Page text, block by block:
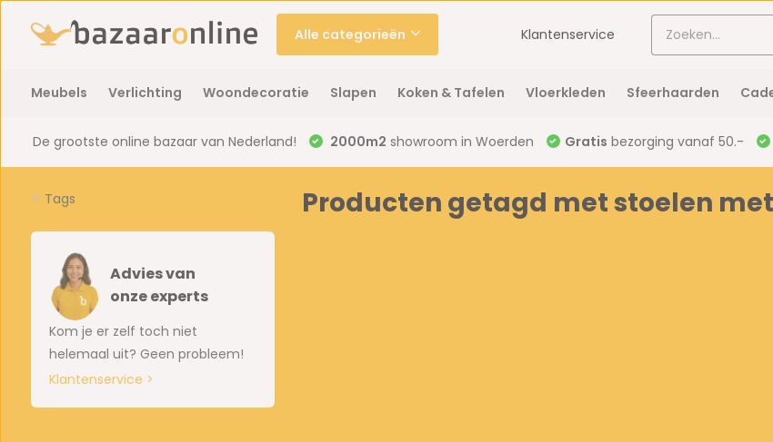
Alle categorieën Klantenservice
Meubels Verlichting Woondecoratie Slapen Koken & Tafelen Vloerkleden Sfeerhaarden
De grootste online bazaar van Nederland! 2000m2 showroom in Woerden Gratis bezorging vanaf 50.-
Tags
Advies van
onze experts
Kom je er zelf toch niet
helemaal uit? Geen probleem!
Klantenservice >
Producten getagd met stoelen